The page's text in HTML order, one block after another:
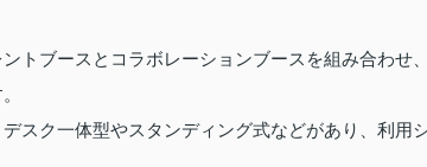
トブースとコラボレーションブースを組み合わせ
スク一体型やスタンディング式などがあり、利用